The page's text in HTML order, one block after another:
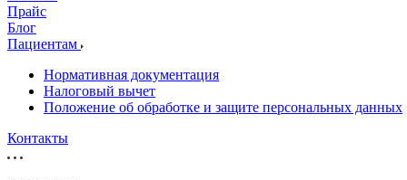
Прайс
Блог
Пациентам
Нормативная документация
Налоговый вычет
Положение об обработке и защите персональных данных
Контакты